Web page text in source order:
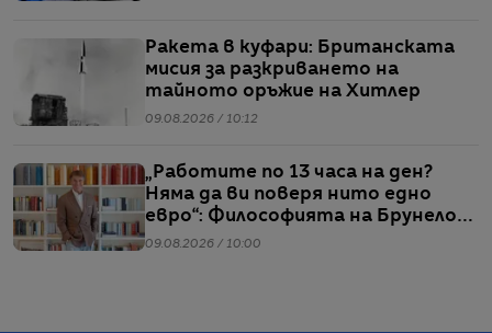
Ракета в куфари: Британската
мисия за разкриването на
тайното оръжие на Хитлер
09.08.2026 / 10:12
„Работите по 13 часа на ден?
Няма да ви поверя нито едно
евро“: Философията на Брунело
Кучинели за бизнеса и живота
09.08.2026 / 10:00